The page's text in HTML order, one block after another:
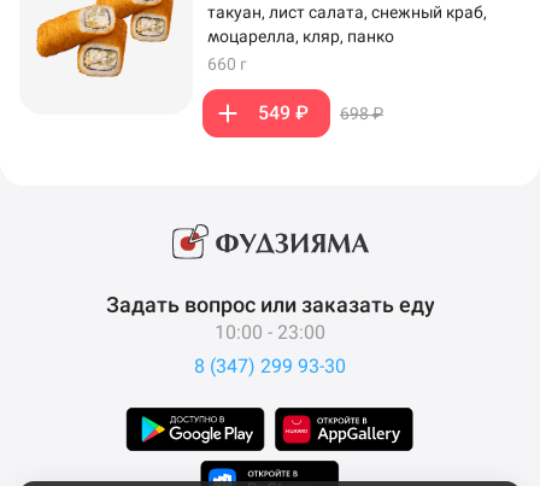
такуан, лист салата, снежный краб,
моцарелла, кляр, панко
660 г
549 ₽ 698 ₽
Задать вопрос или заказать еду
10:00 - 23:00
8 (347) 299 93-30